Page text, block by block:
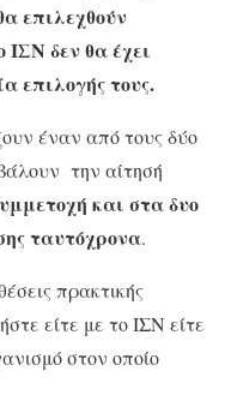
επιλεχθούν
δεν θα έχει
επιλογής τους.
έναν από τους δύο
την αίτησή
και στα δυο
ταυτόχρονα.
πρακτικής
είτε με το ΙΣΝ είτε
στον οποίο